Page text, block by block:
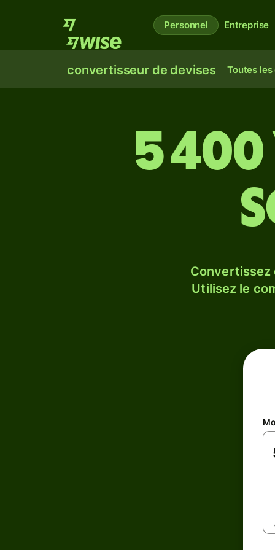
Personnel Entreprise
convertisseur de devises Toutes les
5
Convertissez
Utilisez le